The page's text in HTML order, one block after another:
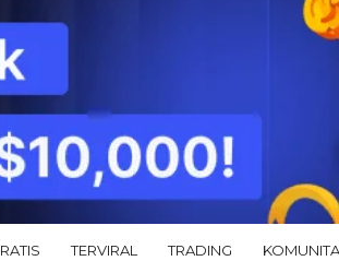
TERVIRAL TRADING